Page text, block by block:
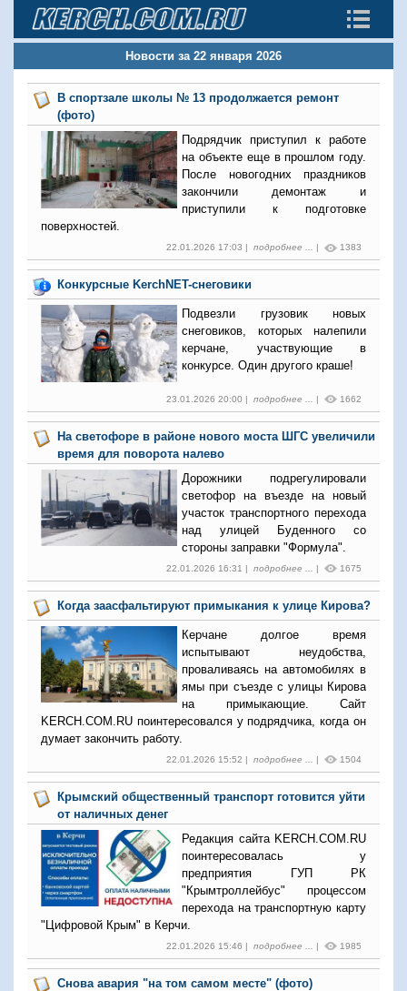
Новости за 22 января 2026
В спортзале школы № 13 продолжается ремонт
(фото)
Подрядчик приступил к работе
на объекте еще в прошлом году.
После новогодних праздников
закончили демонтаж и
приступили к подготовке
поверхностей.
22.01.2026 17:03 | подробнее ... | 1383
Конкурсные KerchNET-снеговики
Подвезли грузовик новых
снеговиков, которых налепили
керчане, участвующие в
конкурсе. Один другого краше!
23.01.2026 20:00 | подробнее ... | 1662
На светофоре в районе нового моста ШГС увеличили
время для поворота налево
Дорожники подрегулировали
светофор на въезде на новый
участок транспортного перехода
над улицей Буденного со
стороны заправки "Формула".
22.01.2026 16:31 | подробнее ... | 1675
Когда заасфальтируют примыкания к улице Кирова?
Керчане долгое время
испытывают неудобства,
проваливаясь на автомобилях в
ямы при съезде с улицы Кирова
на примыкающие. Сайт
KERCH.COM.RU поинтересовался у подрядчика, когда он
думает закончить работу.
22.01.2026 15:52 | подробнее ... | 1504
Крымский общественный транспорт готовится уйти
от наличных денег
Редакция сайта KERCH.COM.RU
поинтересовалась у
предприятия ГУП РК
"Крымтроллейбус" процессом
перехода на транспортную карту
"Цифровой Крым" в Керчи.
22.01.2026 15:46 | подробнее ... | 1985
Снова авария "на том самом месте" (фото)